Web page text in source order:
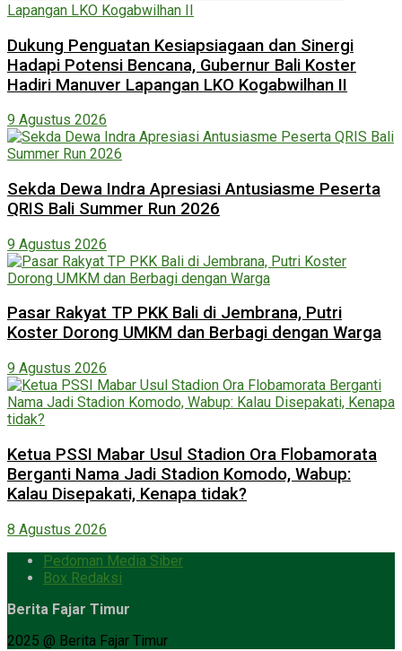
Dukung Penguatan Kesiapsiagaan dan Sinergi
Hadapi Potensi Bencana, Gubernur Bali Koster
Hadiri Manuver Lapangan LKO Kogabwilhan II
9 Agustus 2026
Sekda Dewa Indra Apresiasi Antusiasme Peserta
QRIS Bali Summer Run 2026
9 Agustus 2026
Pasar Rakyat TP PKK Bali di Jembrana, Putri
Koster Dorong UMKM dan Berbagi dengan Warga
9 Agustus 2026
Ketua PSSI Mabar Usul Stadion Ora Flobamorata
Berganti Nama Jadi Stadion Komodo, Wabup:
Kalau Disepakati, Kenapa tidak?
8 Agustus 2026
Pedoman Media Siber
Box Redaksi
Berita Fajar Timur
2025 @ Berita Fajar Timur